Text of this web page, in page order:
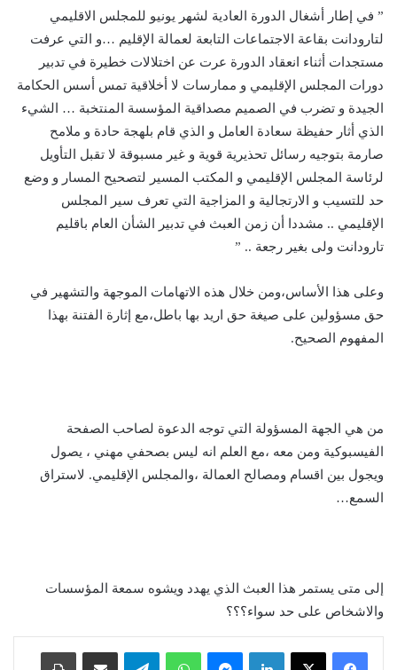
” في إطار أشغال الدورة العادية لشهر يونيو للمجلس الاقليمي
لتارودانت بقاعة الاجتماعات التابعة لعمالة الإقليم …و التي عرفت
مستجدات أثناء انعقاد الدورة عرت عن اختلالات خطيرة في تدبير
دورات المجلس الإقليمي و ممارسات لا أخلاقية تمس أسس الحكامة
الجيدة و تضرب في الصميم مصداقية المؤسسة المنتخبة … الشيء
الذي أثار حفيظة سعادة العامل و الذي قام بلهجة حادة و ملامح
صارمة بتوجيه رسائل تحذيرية قوية و غير مسبوقة لا تقبل التأويل
لرئاسة المجلس الإقليمي و المكتب المسير لتصحيح المسار و وضع
حد للتسيب و الارتجالية و المزاجية التي تعرف سير المجلس
الإقليمي .. مشددا أن زمن العبث في تدبير الشأن العام باقليم
تارودانت ولى بغير رجعة .. ”
وعلى هذا الأساس،ومن خلال هذه الاتهامات الموجهة والتشهير في
حق مسؤولين على صيغة حق اريد بها باطل،مع إثارة الفتنة بهذا
المفهوم الصحيح.
من هي الجهة المسؤولة التي توجه الدعوة لصاحب الصفحة
الفيسبوكية ومن معه ،مع العلم انه ليس بصحفي مهني ، يصول
ويجول بين اقسام ومصالح العمالة ،والمجلس الإقليمي. لاستراق
السمع…
إلى متى يستمر هذا العبث الذي يهدد ويشوه سمعة المؤسسات
والاشخاص على حد سواء؟؟؟
لينكدإن ماسنجر واتساب تيلقرام مشاركة عبر البريد طباعة